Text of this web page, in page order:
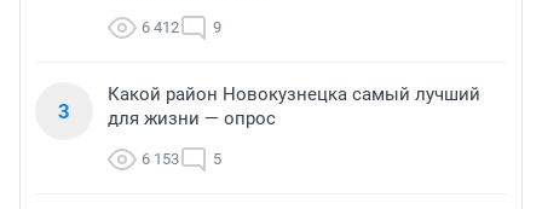
6 412 9
3
Какой район Новокузнецка самый лучший
для жизни — опрос
6 153 5